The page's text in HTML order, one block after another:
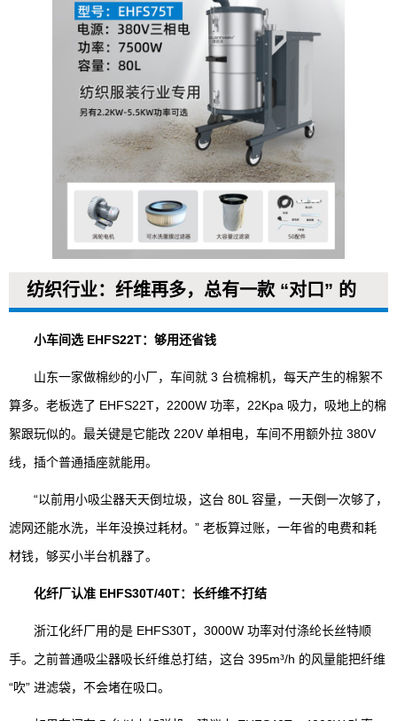
纺织行业：纤维再多，总有一款 “对口” 的
小车间选 EHFS22T：够用还省钱
山东一家做棉纱的小厂，车间就 3 台梳棉机，每天产生的棉絮不
算多。老板选了 EHFS22T，2200W 功率，22Kpa 吸力，吸地上的棉
絮跟玩似的。最关键是它能改 220V 单相电，车间不用额外拉 380V
线，插个普通插座就能用。
“以前用小吸尘器天天倒垃圾，这台 80L 容量，一天倒一次够了，
滤网还能水洗，半年没换过耗材。” 老板算过账，一年省的电费和耗
材钱，够买小半台机器了。
化纤厂认准 EHFS30T/40T：长纤维不打结
浙江化纤厂用的是 EHFS30T，3000W 功率对付涤纶长丝特顺
手。之前普通吸尘器吸长纤维总打结，这台 395m³/h 的风量能把纤维
“吹” 进滤袋，不会堵在吸口。